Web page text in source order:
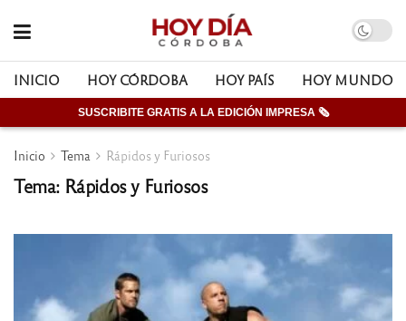
INICIO HOY CÓRDOBA HOY PAÍS HOY MUNDO
SUSCRIBITE GRATIS A LA EDICIÓN IMPRESA 🗞
Inicio Tema Rápidos y Furiosos
Tema: Rápidos y Furiosos